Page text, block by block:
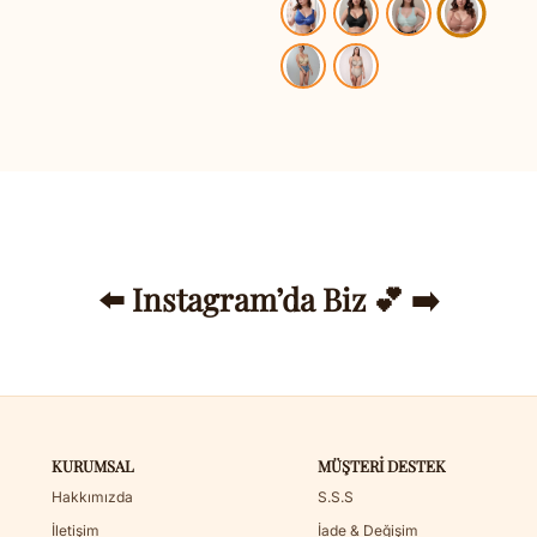
⬅️ Instagram’da Biz 💕 ➡️
KURUMSAL
Hakkımızda
İletişim
MÜŞTERI DESTEK
S.S.S
İade & Değişim